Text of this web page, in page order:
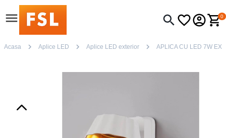
0
Acasa Aplice LED Aplice LED exterior APLICA CU LED 7W